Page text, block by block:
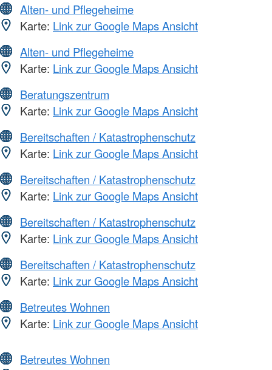
Alten- und Pflegeheime
Karte: Link zur Google Maps Ansicht
Alten- und Pflegeheime
Karte: Link zur Google Maps Ansicht
Beratungszentrum
Karte: Link zur Google Maps Ansicht
Bereitschaften / Katastrophenschutz
Karte: Link zur Google Maps Ansicht
Bereitschaften / Katastrophenschutz
Karte: Link zur Google Maps Ansicht
Bereitschaften / Katastrophenschutz
Karte: Link zur Google Maps Ansicht
Bereitschaften / Katastrophenschutz
Karte: Link zur Google Maps Ansicht
Betreutes Wohnen
Karte: Link zur Google Maps Ansicht
Betreutes Wohnen